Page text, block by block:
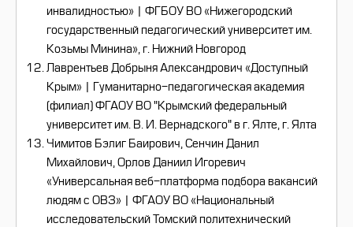
инвалидностью» | ФГБОУ ВО «Нижегородский
государственный педагогический университет им.
Козьмы Минина», г. Нижний Новгород
Лаврентьев Добрыня Александрович «Доступный
Крым» | Гуманитарно-педагогическая академия
(филиал) ФГАОУ ВО "Крымский федеральный
университет им. В. И. Вернадского" в г. Ялте, г. Ялта
Чимитов Бэлиг Баирович, Сенчин Данил
Михайлович, Орлов Даниил Игоревич
«Универсальная веб-платформа подбора вакансий
людям с ОВЗ» | ФГАОУ ВО «Национальный
исследовательский Томский политехнический